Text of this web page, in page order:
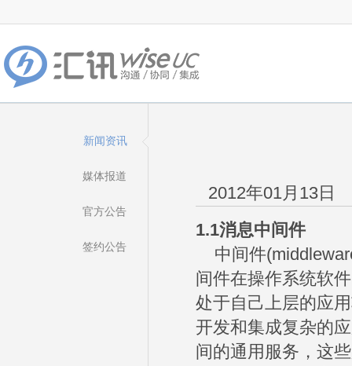
新闻资讯
媒体报道
官方公告
签约公告
2012年01月13日
1.1消息中间件
中间件
间件在操作系统软
处于自己上层的应
开发和集成复杂的
间的通用服务，这